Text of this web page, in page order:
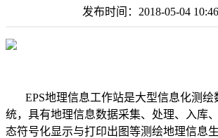
发布时间： 2018-05-04 10:46
EPS地理信息工作站是大型信息化测绘
统，具有地理信息数据采集、处理、入库
态符号化显示与打印出图等测绘地理信息